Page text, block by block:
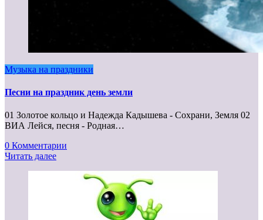
Музыка на праздники
Песни на праздник день земли
01 Золотое кольцо и Надежда Кадышева - Сохрани, Земля 02
ВИА Лейся, песня - Родная…
0 Комментарии
Читать далее